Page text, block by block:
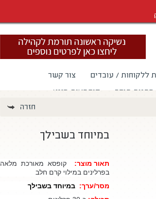
ללקוחות / עובדים
צור קשר
מתנות תודה
קופסאות מגנט
חזרה
במיוחד בשבילך
תאור מוצר: קופסא מאורכת מלאה
בפרלינים במילוי קרם חלב
מסר/ערך: במיוחד בשבילך